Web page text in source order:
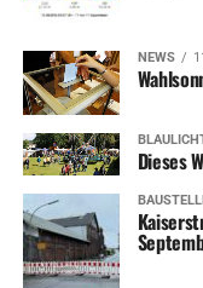
NEWS
Dieses